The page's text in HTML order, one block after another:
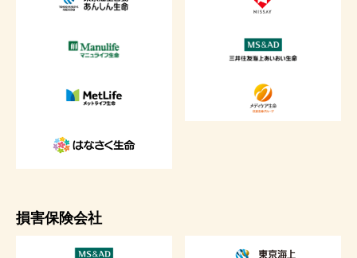
損害保険会社